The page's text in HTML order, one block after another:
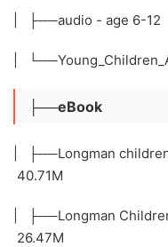
| ├──audio - age 6-12
|
├──eBook
| ├──Longman
40.71M
| ├──Longman
26.47M